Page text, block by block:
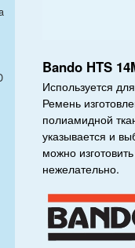
Bando HTS
Используется
Ремень
полиамидной
указывается и
можно
нежелательно.